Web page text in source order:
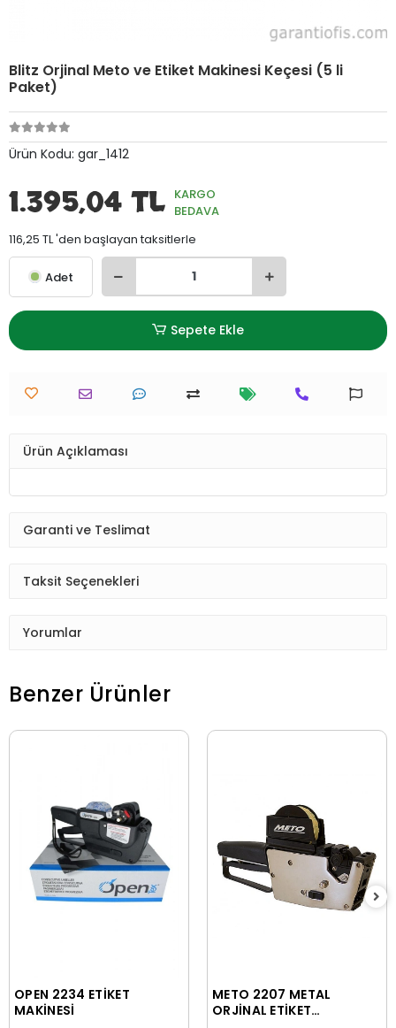
Blitz Orjinal Meto ve Etiket Makinesi Keçesi (5 li
Paket)
Ürün Kodu: gar_1412
1.395,04 TL KARGO
BEDAVA
116,25 TL 'den başlayan taksitlerle
Adet
Sepete Ekle
Ürün Açıklaması
Garanti ve Teslimat
Taksit Seçenekleri
Yorumlar
Benzer Ürünler
Sepete Ekle
OPEN 2234 ETİKET
MAKİNESİ
Sepete Ekle
METO 2207 METAL
ORJİNAL ETİKET